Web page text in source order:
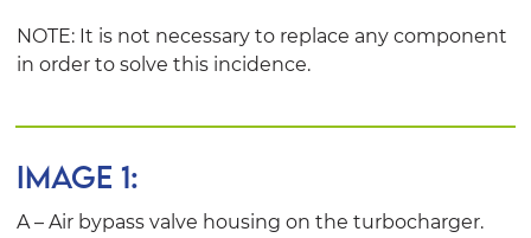
NOTE: It is not necessary to replace any component
in order to solve this incidence.
IMAGE 1:
A – Air bypass valve housing on the turbocharger.